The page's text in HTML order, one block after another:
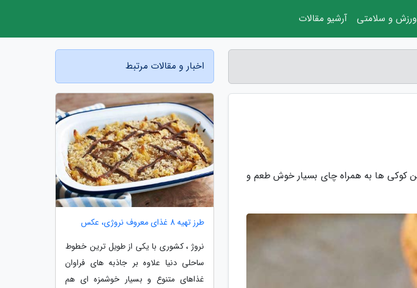
کوکی ها به همراه چای بسیار خوش طعم و
اخبار و مقالات مرتبط
طرز تهیه 8 غذای معروف نروژی، عکس
نروژ ، کشوری با یکی از طویل ترین خطوط
ساحلی دنیا علاوه بر جاذبه های فراوان
غذاهای متنوع و بسیار خوشمزه ای هم
ورزش و سلامتی آرشیو مقالات